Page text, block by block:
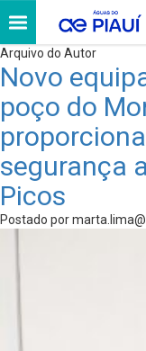
Arquivo do Autor
Novo
poço do
segurança
Picos
Postado por